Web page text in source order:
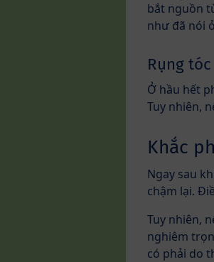
bắt nguồn
như đã nói
Rụng
Ở hầu hết
Tuy nhiên,
Khắc
Ngay sau
chậm lại.
Tuy nhiên,
nghiêm
có phải do